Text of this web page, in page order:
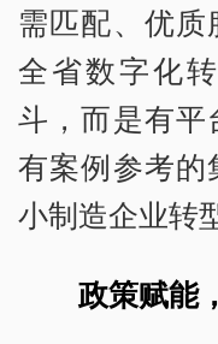
需匹配、优质
全省数字化
斗，而是有平
有案例参考的
小制造企业转
政策赋能